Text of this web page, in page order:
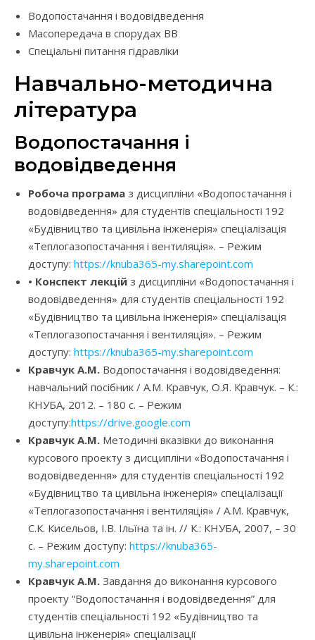
Водопостачання і водовідведення
Масопередача в спорудах ВВ
Спеціальні питання гідравліки
Навчально-методична
література
Водопостачання і
водовідведення
Робоча програма з дисципліни «Водопостачання і
водовідведення» для студентів спеціальності 192
«Будівництво та цивільна інженерія» спеціалізація
«Теплогазопостачання і вентиляція». – Режим
доступу: https://knuba365-my.sharepoint.com
• Конспект лекцій з дисципліни «Водопостачання і
водовідведення» для студентів спеціальності 192
«Будівництво та цивільна інженерія» спеціалізація
«Теплогазопостачання і вентиляція». – Режим
доступу: https://knuba365-my.sharepoint.com
Кравчук А.М. Водопостачання і водовідведення:
навчальний посібник / А.М. Кравчук, О.Я. Кравчук. – К.:
КНУБА, 2012. – 180 с. – Режим
доступу:https://drive.google.com
Кравчук А.М. Методичні вказівки до виконання
курсового проекту з дисципліни «Водопостачання і
водовідведення» для студентів спеціальності 192
«Будівництво та цивільна інженерія» спеціалізації
«Теплогазопостачання і вентиляція» / А.М. Кравчук,
С.К. Кисельов, І.В. Ільїна та ін. // К.: КНУБА, 2007, – 30
с. – Режим доступу: https://knuba365-
my.sharepoint.com
Кравчук А.М. Завдання до виконання курсового
проекту “Водопостачання і водовідведення” для
студентів спеціальності 192 «Будівництво та
цивільна інженерія» спеціалізації